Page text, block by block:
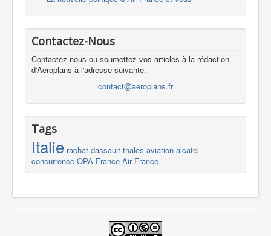
Contactez-Nous
Contactez-nous ou soumettez vos articles à la rédaction
d'Aeroplans à l'adresse suivante:
contact@aeroplans.fr
Tags
Italie rachat dassault thales aviation alcatel
concurrence OPA France Air France